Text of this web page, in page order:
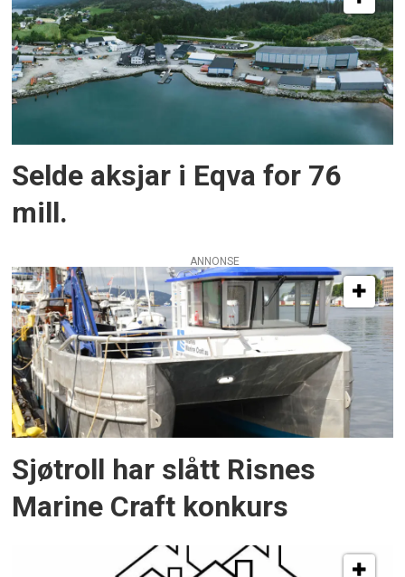
Selde aksjar i Eqva for 76
mill.
ANNONSE
Sjøtroll har slått Risnes
Marine Craft konkurs